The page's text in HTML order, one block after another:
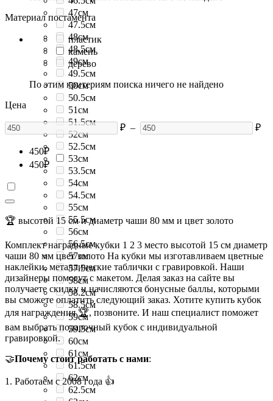
47см
47.5см
48см
48.5см
49см
49.5см
50см
50.5см
51см
51.5см
52см
52.5см
53см
53.5см
54см
54.5см
55см
55.5см
56см
56.5см
57см
57.5см
58см
58.2см
58.5см
59см
59.5см
60см
61см
61.5см
62см
62.5см
Материал постамента
пластик
камень
дерево
По этим критериям поиска ничего не найдено
Цена
₽ – ₽
450₽
450₽
🏆 высотой 15 см и диаметр чаши 80 мм и цвет золото
Комплект наградные кубки 1 2 3 место высотой 15 см диаметр
чаши 80 мм цвет золото На кубки мы изготавливаем цветные
наклейки, металлические таблички с гравировкой. Наши
дизайнеры помогут с макетом. Делая заказ на сайте вы
получаете скидку и начисляются бонусные баллы, которыми
вы сможете оплатить следующий заказ. Хотите купить кубок
для награждения 🏆, позвоните. И наш специалист поможет
вам выбрать подарочный кубок с индивидуальной
гравировкой.
🤝Почему стоит работать с нами:
1. Работаем с 2008 года 👍